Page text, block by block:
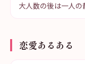
大人数の後は一人の
恋愛あるある